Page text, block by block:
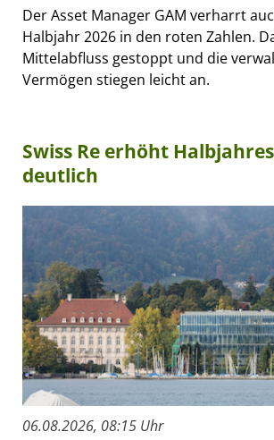
Der Asset Manager GAM verharrt
Halbjahr 2026 in den roten Zahlen.
Mittelabfluss gestoppt und die
Vermögen stiegen leicht an.
Swiss Re erhöht
deutlich
06.08.2026, 08:15 Uhr